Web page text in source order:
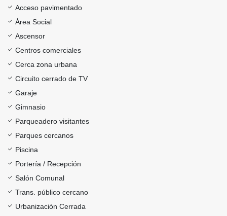
Acceso pavimentado
Área Social
Ascensor
Centros comerciales
Cerca zona urbana
Circuito cerrado de TV
Garaje
Gimnasio
Parqueadero visitantes
Parques cercanos
Piscina
Portería / Recepción
Salón Comunal
Trans. público cercano
Urbanización Cerrada